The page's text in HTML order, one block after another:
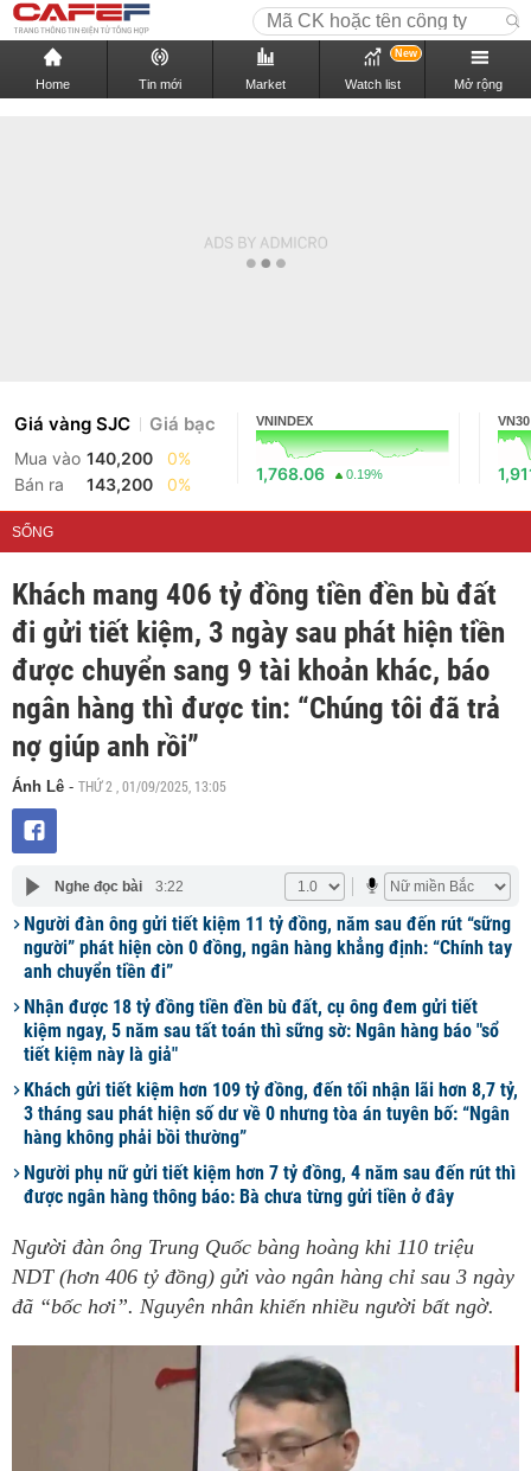
Home Tin mới Market Watch list
New
Mở rộng
Giá vàng SJC Giá bạc
Mua vào 140,200
0%
Bán ra
143,200 0%
VNINDEX
1,768.06 0.19%
VN30
SỐNG
Khách mang 406 tỷ đồng tiền đền bù đất
đi gửi tiết kiệm, 3 ngày sau phát hiện tiền
được chuyển sang 9 tài khoản khác, báo
ngân hàng thì được tin: “Chúng tôi đã trả
nợ giúp anh rồi”
Ánh Lê - THỨ 2 , 01/09/2025, 13:05
Nghe đọc bài 3:22
Người đàn ông gửi tiết kiệm 11 tỷ đồng, năm sau đến rút “sững
người” phát hiện còn 0 đồng, ngân hàng khẳng định: “Chính tay
anh chuyển tiền đi”
Nhận được 18 tỷ đồng tiền đền bù đất, cụ ông đem gửi tiết
kiệm ngay, 5 năm sau tất toán thì sững sờ: Ngân hàng báo "sổ
tiết kiệm này là giả"
Khách gửi tiết kiệm hơn 109 tỷ đồng, đến tối nhận lãi hơn 8,7 tỷ,
3 tháng sau phát hiện số dư về 0 nhưng tòa án tuyên bố: “Ngân
hàng không phải bồi thường”
Người phụ nữ gửi tiết kiệm hơn 7 tỷ đồng, 4 năm sau đến rút thì
được ngân hàng thông báo: Bà chưa từng gửi tiền ở đây
Người đàn ông Trung Quốc bàng hoàng khi 110 triệu
NDT (hơn 406 tỷ đồng) gửi vào ngân hàng chỉ sau 3 ngày
đã “bốc hơi”. Nguyên nhân khiến nhiều người bất ngờ.